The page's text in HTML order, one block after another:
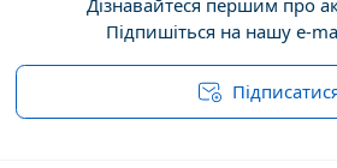
Підпишіться на нашу e-